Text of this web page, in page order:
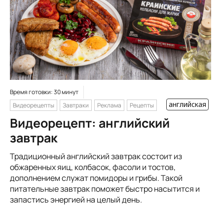
Время готовки: 30 минут
Видеорецепты
Завтраки Реклама Рецепты английская
Видеорецепт: английский
завтрак
Традиционный английский завтрак состоит из
обжаренных яиц, колбасок, фасоли и тостов,
дополнением служат помидоры и грибы. Такой
питательные завтрак поможет быстро насытится и
запастись энергией на целый день.